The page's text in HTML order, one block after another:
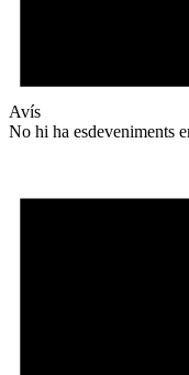
Avís
No hi ha esdeveniments